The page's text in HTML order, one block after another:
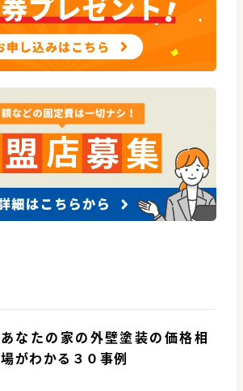
あなたの家の外壁塗装の価格相
場がわかる３０事例